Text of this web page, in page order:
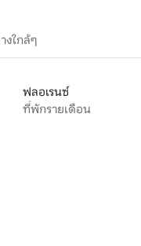
งใกล้ๆ
ฟลอเรนซ์
ที่พักรายเดือน